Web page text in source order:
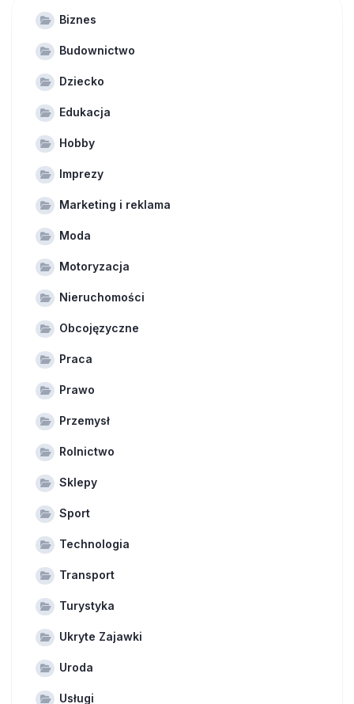
Biznes
Budownictwo
Dziecko
Edukacja
Hobby
Imprezy
Marketing i reklama
Moda
Motoryzacja
Nieruchomości
Obcojęzyczne
Praca
Prawo
Przemysł
Rolnictwo
Sklepy
Sport
Technologia
Transport
Turystyka
Ukryte Zajawki
Uroda
Usługi